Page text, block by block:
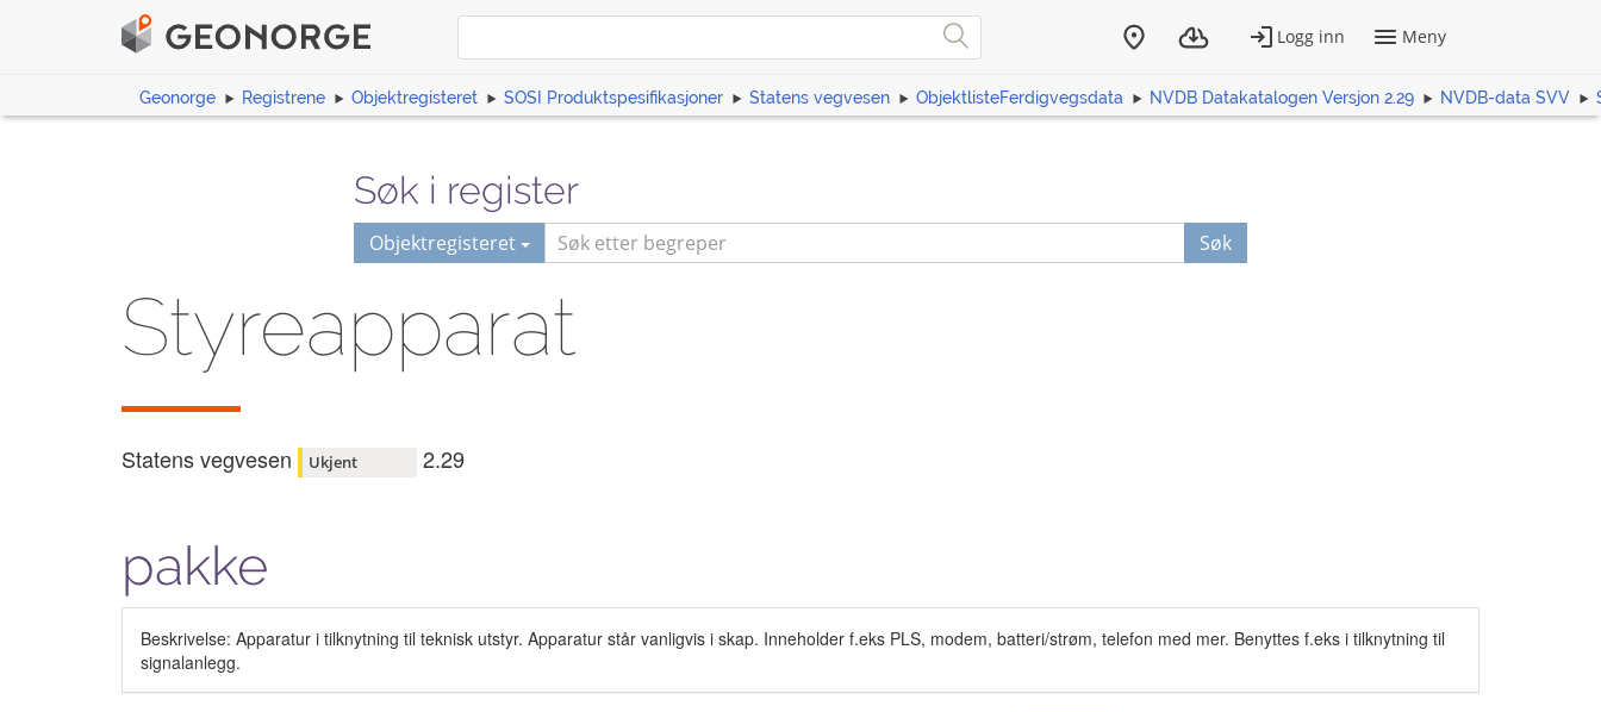
Geonorge Registrene Objektregisteret SOSI Produktspesifikasjoner Statens vegvesen ObjektlisteFerdigvegsdata NVDB Datakatalogen Versjon 2.29 NVDB-data SVV
Søk i register
Objektregisteret Søk
Styreapparat
Statens vegvesen Ukjent 2.29
pakke
Beskrivelse: Apparatur i tilknytning til teknisk utstyr. Apparatur står vanligvis i skap. Inneholder f.eks PLS, modem, batteri/strøm, telefon med mer. Benyttes f.eks i tilknytning til
signalanlegg.